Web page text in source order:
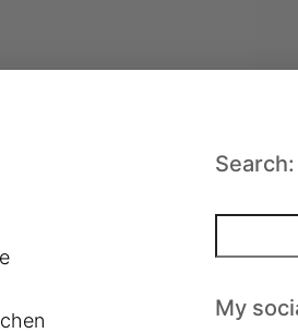
Search:
h
eMy